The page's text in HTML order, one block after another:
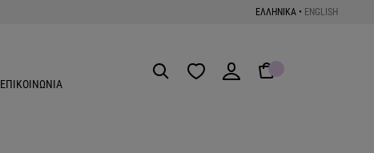
ΕΛΛΗΝΙΚΑ • ENGLISH
ΕΠΙΚΟΙΝΩΝΙΑ